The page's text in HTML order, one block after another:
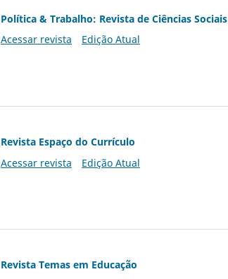
Política & Trabalho: Revista de Ciências Sociais
Acessar revista
Edição Atual
Revista Espaço do Currículo
Acessar revista
Edição Atual
Revista Temas em Educação